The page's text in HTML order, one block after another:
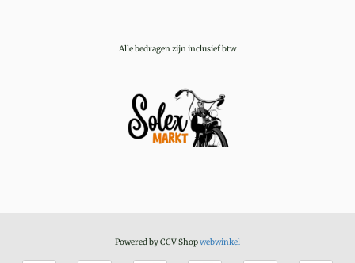
Alle bedragen zijn inclusief btw
Powered by CCV Shopwebwinkel